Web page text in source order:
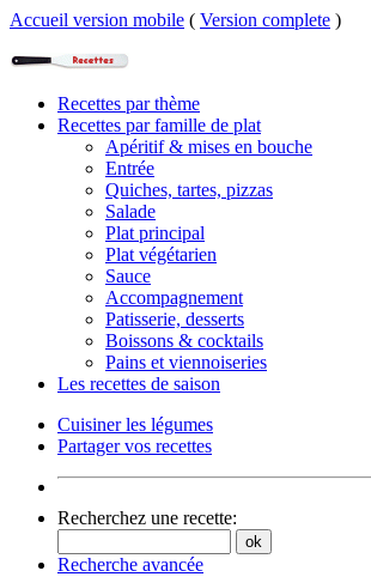
Accueil version mobile ( Version complete )
Recettes par thème
Recettes par famille de plat
Apéritif & mises en bouche
Entrée
Quiches, tartes, pizzas
Salade
Plat principal
Plat végétarien
Sauce
Accompagnement
Patisserie, desserts
Boissons & cocktails
Pains et viennoiseries
Les recettes de saison
Cuisiner les légumes
Partager vos recettes
Recherchez une recette:
Recherche avancée